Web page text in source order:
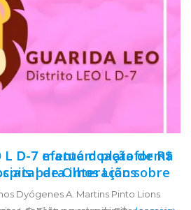
L D-7 mantém plataforma
para interação sobre
D-7 efetua doação de R$
de Olhos Lions
Dyógenes A. Martins Pinto Lions